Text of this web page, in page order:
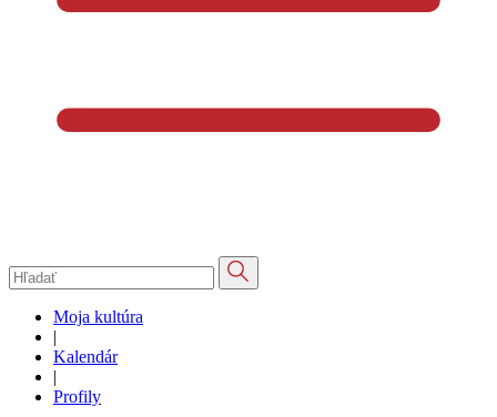
Moja kultúra
|
Kalendár
|
Profily